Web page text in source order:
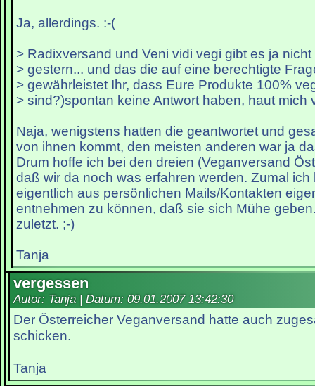
Ja, allerdings. :-(
> Radixversand und Veni vidi vegi gibt es ja nicht
> gestern... und das die auf eine berechtigte
> gewährleistet Ihr, dass Eure Produkte 100%
> sind?)spontan keine Antwort haben, haut mich
Naja, wenigstens hatten die geantwortet und
von ihnen kommt, den meisten anderen war ja
Drum hoffe ich bei den dreien (Veganversand
daß wir da noch was erfahren werden. Zumal ich
eigentlich aus persönlichen Mails/Kontakten
entnehmen zu können, daß sie sich Mühe
zuletzt. ;-)
Tanja
vergessen
Autor: Tanja | Datum: 09.01.2007 13:42:30
Der Österreicher Veganversand hatte auch
schicken.
Tanja